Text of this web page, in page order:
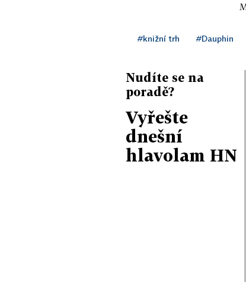
#knižní trh #Dauphin
Nudíte se na
poradě?
Vyřešte
dnešní
hlavolam HN